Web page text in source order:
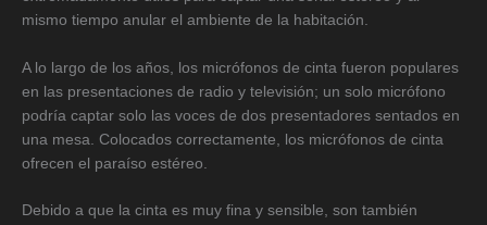
mismo tiempo anular el ambiente de la habitación.
A lo largo de los años, los micrófonos de cinta fueron populares
en las presentaciones de radio y televisión; un solo micrófono
podría captar solo las voces de dos presentadores sentados en
una mesa. Colocados correctamente, los micrófonos de cinta
ofrecen el paraíso estéreo.
Debido a que la cinta es muy fina y sensible, son también